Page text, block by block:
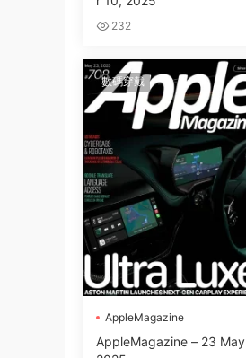
232
數碼穿戴
AppleMagazine
AppleMagazine – 23 May